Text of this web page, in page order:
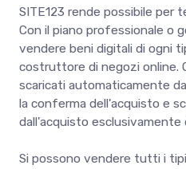
SITE123 rende possibile per
Con il piano professionale o
vendere beni digitali di ogni
costruttore di negozi online.
scaricati automaticamente
la conferma dell'acquisto e
dall'acquisto esclusivamente
Si possono vendere tutti i